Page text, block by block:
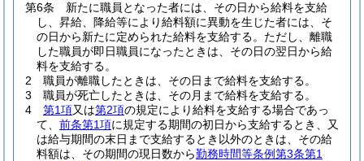
第6条
新たに職員となった者には、その日から給料を支給
し、昇給、降給等により給料額に異動を生じた者には、そ
の日から新たに定められた給料を支給する。 ただし、離職
した職員が即日職員になったときは、その日の翌日から給
料を支給する。
2
職員が離職したときは、その日まで給料を支給する。
3
職員が死亡したときは、その月まで給料を支給する。
4
第1項又は第2項の規定により給料を支給する場合であっ
て、 前条第1項に規定する期間の初日から支給するとき、又
は給与期間の末日まで支給するとき以外のときは、その給
料額は、その期間の現日数から勤務時間等条例第3条第1